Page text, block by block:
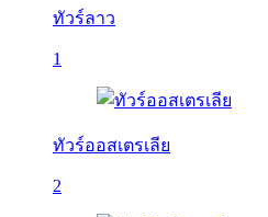
ทัวร์ลาว
1
ทัวร์ออสเตรเลีย
2